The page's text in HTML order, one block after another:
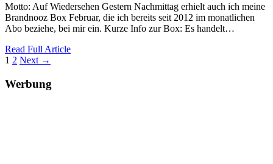
Motto: Auf Wiedersehen Gestern Nachmittag erhielt auch ich meine
Brandnooz Box Februar, die ich bereits seit 2012 im monatlichen
Abo beziehe, bei mir ein. Kurze Info zur Box: Es handelt…
Read Full Article
1 2 Next →
Werbung